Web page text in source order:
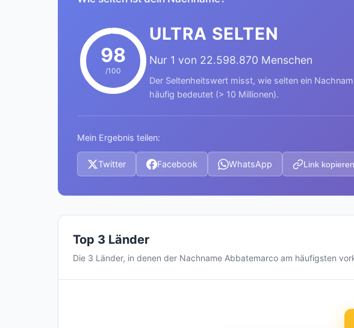
98
/100
ULTRA SELTEN
Nur 1 von 22.598.870 Menschen
Der Seltenheitswert misst, wie selten ein
häufig bedeutet (> 10 Millionen).
Mein Ergebnis teilen:
Twitter Facebook WhatsApp Link kopieren
Top 3 Länder
Die 3 Länder, in denen der Nachname Abbatemarco am häufigsten